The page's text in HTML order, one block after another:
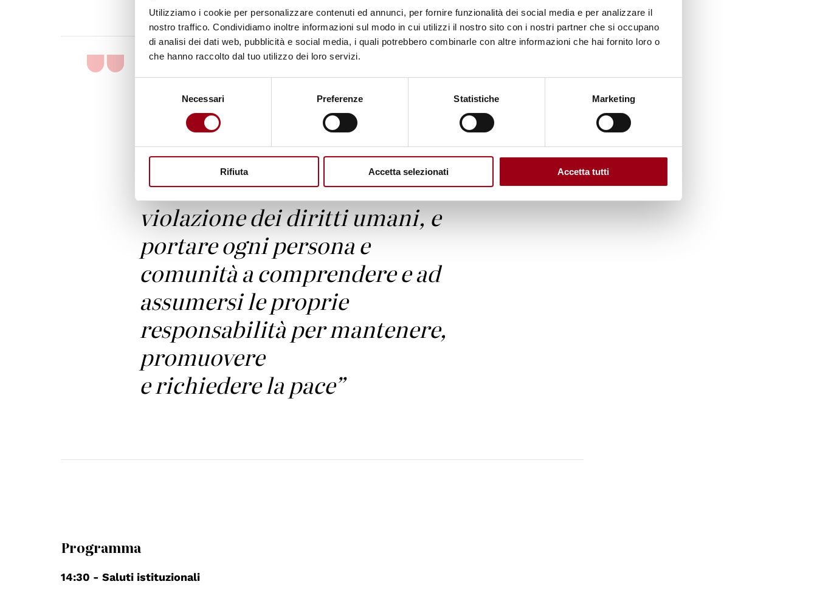
Utilizziamo i cookie per personalizzare contenuti ed annunci, per fornire funzionalità dei social media e per analizzare il
nostro traffico. Condividiamo inoltre informazioni sul modo in cui utilizzi il nostro sito con i nostri partner che si occupano
di analisi dei dati web, pubblicità e social media, i quali potrebbero combinarle con altre informazioni che hai fornito loro o
che hanno raccolto dal tuo utilizzo dei loro servizi.
Necessari Preferenze Statistiche Marketing
Rifiuta Accetta selezionati Accetta tutti
“L’educazione deve enfatizzare
l’importanza di
prevenire la guerra e ogni forma di
violenza e di
violazione dei diritti umani, e
portare ogni persona e
comunità a comprendere e ad
assumersi le proprie
responsabilità per mantenere,
promuovere
e richiedere la pace”
Programma
14:30 - Saluti istituzionali